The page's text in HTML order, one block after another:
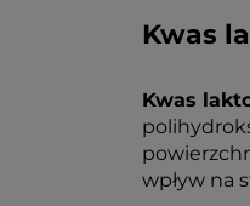
Kwas
Kwas
wpływ na